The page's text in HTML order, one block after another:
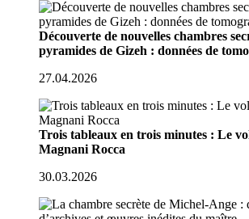
Découverte de nouvelles chambres
pyramides de Gizeh : données de
27.04.2026
Trois tableaux en trois minutes : Le
Magnani Rocca
30.03.2026